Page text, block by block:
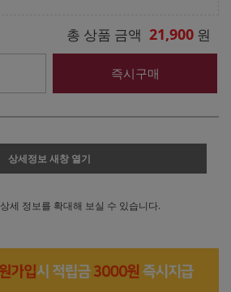
총 상품 금액 21,900 원
즉시구매
상세정보 새창 열기
상세 정보를 확대해 보실 수 있습니다.